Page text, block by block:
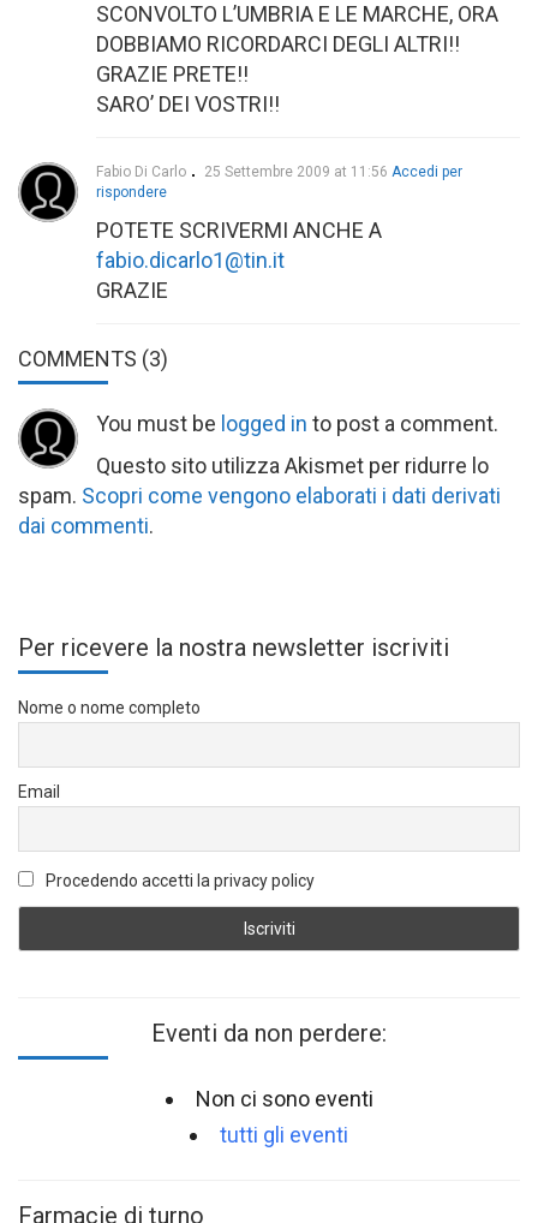
SCONVOLTO L’UMBRIA E LE MARCHE, ORA
DOBBIAMO RICORDARCI DEGLI ALTRI!!
GRAZIE PRETE!!
SARO’ DEI VOSTRI!!
Fabio Di Carlo 25 Settembre 2009 at 11:56 Accedi per
rispondere
POTETE SCRIVERMI ANCHE A
fabio.dicarlo1@tin.it
GRAZIE
COMMENTS (3)
You must be logged in to post a comment.
Questo sito utilizza Akismet per ridurre lo
spam. Scopri come vengono elaborati i dati derivati
dai commenti.
Per ricevere la nostra newsletter iscriviti
Nome o nome completo
Email
Procedendo accetti la privacy policy
Eventi da non perdere:
Non ci sono eventi
tutti gli eventi
Farmacie di turno